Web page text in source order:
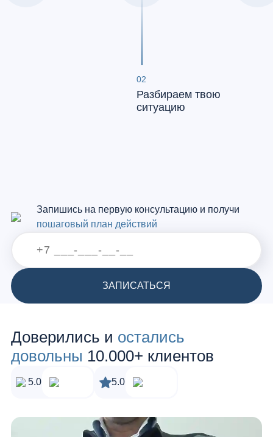
02
Разбираем твою
ситуацию
Запишись на первую консультацию и получи
пошаговый план действий
ЗАПИСАТЬСЯ
Доверились и остались
довольны 10.000+ клиентов
5.0 5.0